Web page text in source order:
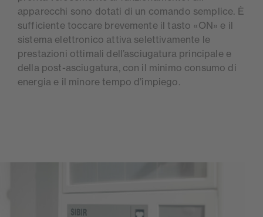
apparecchi sono dotati di un comando semplice. È
sufficiente toccare brevemente il tasto «ON» e il
sistema elettronico attiva selettivamente le
prestazioni ottimali dell’asciugatura principale e
della post-asciugatura, con il minimo consumo di
energia e il minore tempo d’impiego.